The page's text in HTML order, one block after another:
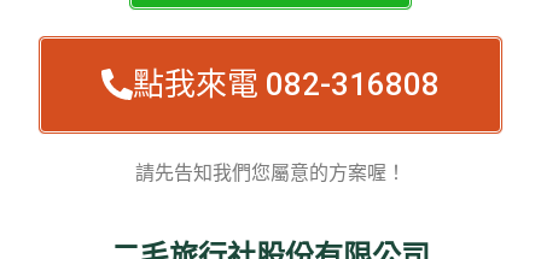
點我來電 082-316808
請先告知我們您屬意的方案喔！